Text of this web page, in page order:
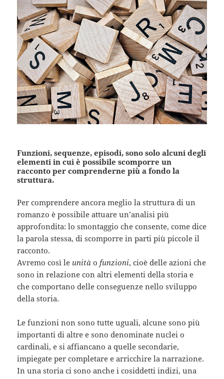
Funzioni, sequenze, episodi, sono solo alcuni degli
elementi in cui è possibile scomporre un
racconto per comprenderne più a fondo la
struttura.
Per comprendere ancora meglio la struttura di un
romanzo è possibile attuare un’analisi più
approfondita: lo smontaggio che consente, come dice
la parola stessa, di scomporre in parti più piccole il
racconto.
Avremo così le unitào funzioni, cioè delle azioni che
sono in relazione con altri elementi della storia e
che comportano delle conseguenze nello sviluppo
della storia.
Le funzioni non sono tutte uguali, alcune sono più
importanti di altre e sono denominate nuclei o
cardinali, e si affiancano a quelle secondarie,
impiegate per completare e arricchire la narrazione.
In una storia ci sono anche i cosiddetti indizi, una